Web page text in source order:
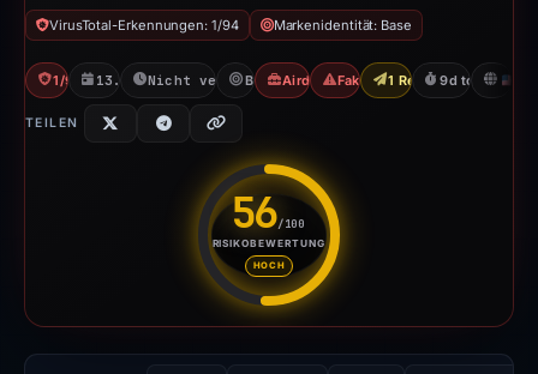
VirusTotal-Erkennungen: 1/94 Markenidentität: Base
1/94 VT13.04.2026Nicht verfügbar seit 21.04.2026
Base Airdrop-Betrug
Fake Airdrop1 Report Sent
9d to
TEILEN
56/100
RISIKOBEWERTUNG
HOCH
Risikobewertung: 56 von